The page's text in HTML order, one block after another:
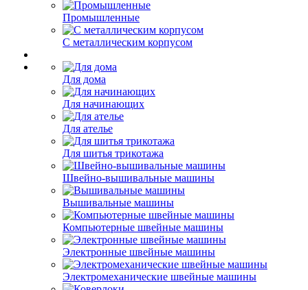
Промышленные
С металлическим корпусом
Для дома
Для начинающих
Для ателье
Для шитья трикотажа
Швейно-вышивальные машины
Вышивальные машины
Компьютерные швейные машины
Электронные швейные машины
Электромеханические швейные машины